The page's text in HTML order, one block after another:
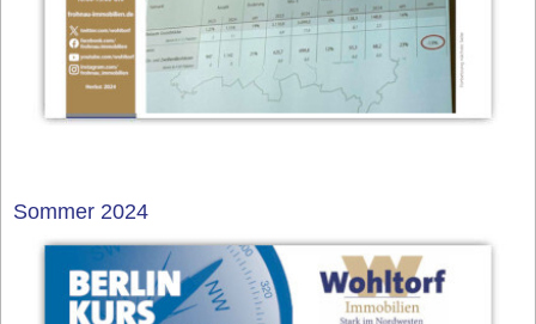
Sommer 2024